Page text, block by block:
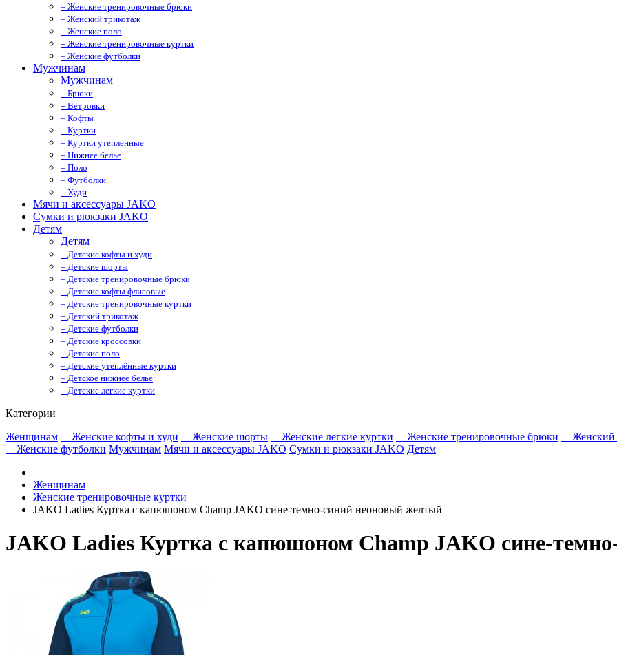
– Женские тренировочные брюки
– Женский трикотаж
– Женские поло
– Женские тренировочные куртки
– Женские футболки
Мужчинам
Мужчинам
– Брюки
– Ветровки
– Кофты
– Куртки
– Куртки утепленные
– Нижнее белье
– Поло
– Футболки
– Худи
Мячи и аксессуары JAKO
Сумки и рюкзаки JAKO
Детям
Детям
– Детские кофты и худи
– Детские шорты
– Детские тренировочные брюки
– Детские кофты флисовые
– Детские тренировочные куртки
– Детский трикотаж
– Детские футболки
– Детские кроссовки
– Детские поло
– Детские утеплённые куртки
– Детское нижнее белье
– Детские легкие куртки
Категории
Женщинам
Женские кофты и худи Женские шорты Женские легкие куртки Женские тренировочные брюки Женский
Женские футболки Мужчинам Мячи и аксессуары JAKO Сумки и рюкзаки JAKO Детям
Женщинам
Женские тренировочные куртки
JAKO Ladies Куртка с капюшоном Champ JAKO сине-темно-синий неоновый желтый
JAKO Ladies Куртка с капюшоном Champ JAKO сине-